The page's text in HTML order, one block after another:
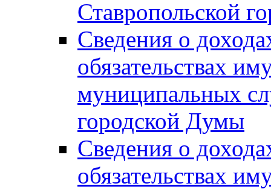
Ставропольской
Сведения о
обязательствах
муниципальных
городской Думы
Сведения о
обязательствах